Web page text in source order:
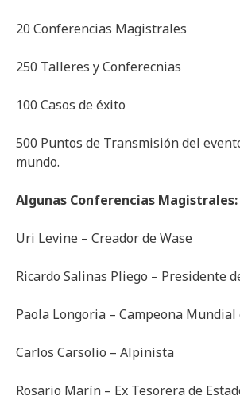
20 Conferencias Magistrales
250 Talleres y Conferecnias
100 Casos de éxito
500 Puntos de Transmisión del
mundo.
Algunas Conferencias Magistrales:
Uri Levine – Creador de Wase
Ricardo Salinas Pliego – Presidente
Paola Longoria – Campeona
Carlos Carsolio – Alpinista
Rosario Marín – Ex Tesorera de